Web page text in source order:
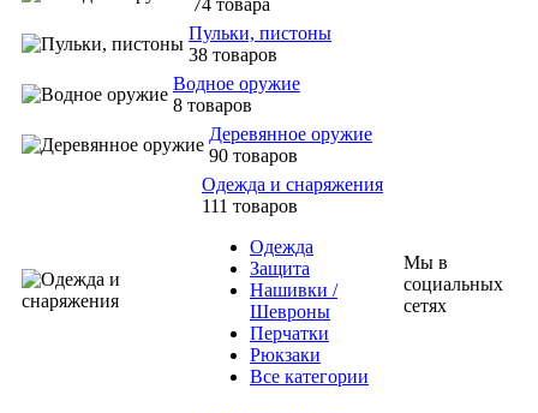
74 товара
Пульки, пистоны
38 товаров
Водное оружие
8 товаров
Деревянное оружие
90 товаров
Одежда и снаряжения
111 товаров
Одежда
Защита
Нашивки /
Шевроны
Перчатки
Рюкзаки
Все категории
Мы в
социальных
сетях